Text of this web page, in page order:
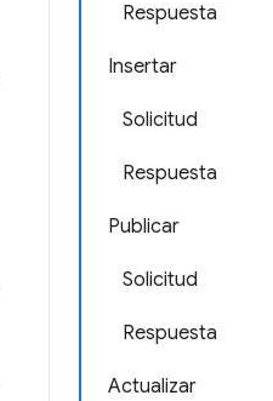
Respuesta
Insertar
Solicitud
Respuesta
Publicar
Solicitud
Respuesta
Actualizar